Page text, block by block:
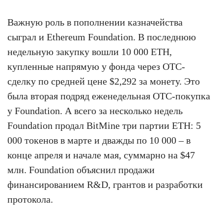
Важную роль в пополнении казначейства
сыграл и Ethereum Foundation. В последнюю
недельную закупку вошли 10 000 ETH,
купленные напрямую у фонда через OTC-
сделку по средней цене $2,292 за монету. Это
была вторая подряд еженедельная OTC-покупка
у Foundation. А всего за несколько недель
Foundation продал BitMine три партии ETH: 5
000 токенов в марте и дважды по 10 000 – в
конце апреля и начале мая, суммарно на $47
млн. Foundation объяснил продажи
финансированием R&D, грантов и разработки
протокола.